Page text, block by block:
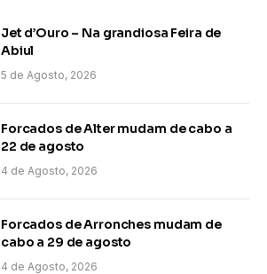
Jet d’Ouro – Na grandiosa Feira de
Abiul
5 de Agosto, 2026
Forcados de Alter mudam de cabo a
22 de agosto
4 de Agosto, 2026
Forcados de Arronches mudam de
cabo a 29 de agosto
4 de Agosto, 2026